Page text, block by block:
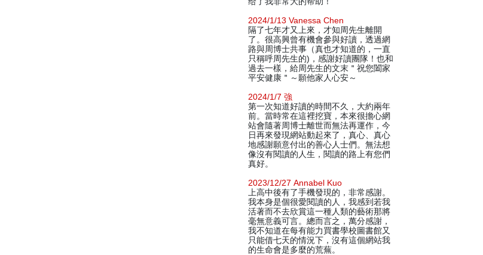
2024/1/13 Vanessa Chen
隔了七年才又上來，才知周先生離開
了。很高興曾有機會參與好讀，透過網
路與周博士共事（真也才知道的，一直
只稱呼周先生的)，感謝好讀團隊！也和
過去一樣，給周先生的文末＂祝您闔家
平安健康＂～願他家人心安～
2024/1/7 強
第一次知道好讀的時間不久，大約兩年
前。當時常在這裡挖寶，本來很擔心網
站會隨著周博士離世而無法再運作，今
日再來發現網站動起來了，真心、真心
地感謝願意付出的善心人士們。無法想
像沒有閱讀的人生，閱讀的路上有您們
真好。
2023/12/27 Annabel Kuo
上高中後有了手機發現的，非常感謝。
我本身是個很愛閱讀的人，我感到若我
活著而不去欣賞這一種人類的藝術那將
毫無意義可言。總而言之，萬分感謝，
我不知道在每有能力買書學校圖書館又
只能借七天的情況下，沒有這個網站我
的生命會是多麼的荒蕪。